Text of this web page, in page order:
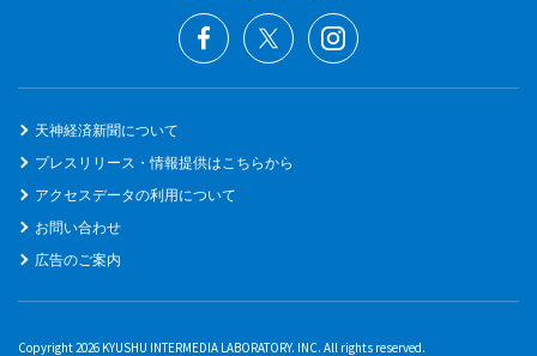
天神経済新聞について
プレスリリース・情報提供はこちらから
アクセスデータの利用について
お問い合わせ
広告のご案内
Copyright 2026 KYUSHU INTERMEDIA LABORATORY. INC. All rights reserved.